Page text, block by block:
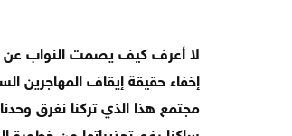
لا أعرف كيف يصمت النواب عن
إخفاء حقيقة إيقاف المهاجرين
مجتمع هذا الذي تركنا نغرق